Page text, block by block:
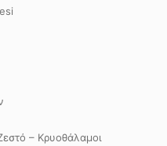
– Κρυοθάλαμοι